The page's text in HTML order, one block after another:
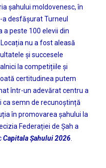
șahului moldovenesc, în
a desfășurat Turneul
a peste 100 elevii din
nu a fost aleasă
și succesele
la competițiile și
certitudinea putem
într-un adevărat centru a
ca semn de recunoștință
în promovarea șahului la
Federației de Șah a
Capitala Șahului 2026.